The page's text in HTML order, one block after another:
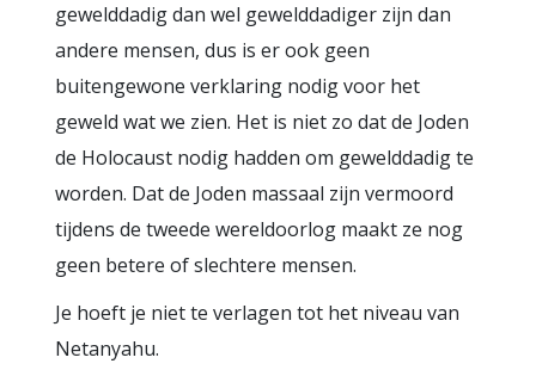
gewelddadig dan wel gewelddadiger zijn dan
andere mensen, dus is er ook geen
buitengewone verklaring nodig voor het
geweld wat we zien. Het is niet zo dat de Joden
de Holocaust nodig hadden om gewelddadig te
worden. Dat de Joden massaal zijn vermoord
tijdens de tweede wereldoorlog maakt ze nog
geen betere of slechtere mensen.
Je hoeft je niet te verlagen tot het niveau van
Netanyahu.